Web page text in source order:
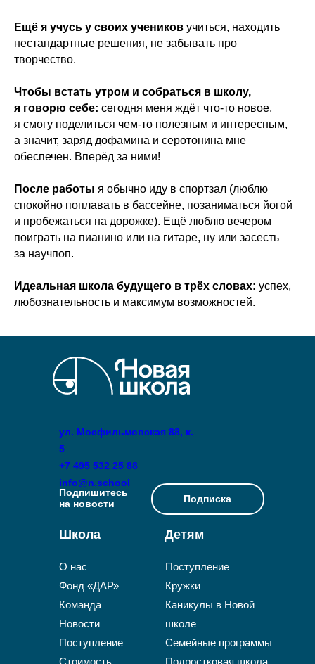
Ещё я учусь у своих учеников учиться, находить
нестандартные решения, не забывать про
творчество.
Чтобы встать утром и собраться в школу,
я говорю себе: сегодня меня ждёт что-то новое,
я смогу поделиться чем-то полезным и интересным,
а значит, заряд дофамина и серотонина мне
обеспечен. Вперёд за ними!
После работы я обычно иду в спортзал (люблю
спокойно поплавать в бассейне, позаниматься йогой
и пробежаться на дорожке). Ещё люблю вечером
поиграть на пианино или на гитаре, ну или засесть
за научпоп.
Идеальная школа будущего в трёх словах: успех,
любознательность и максимум возможностей.
Школа Детям
О нас
Фонд «ДАР»
Команда
Новости
Поступление
Стоимость
Поступление
Кружки
Каникулы в Новой
школе
Семейные программы
Подростковая школа
Подписка
Подпишитесь
на новости
ул. Мосфильмовская 88, к.
5
+7 495 532 25 88
info@n.school